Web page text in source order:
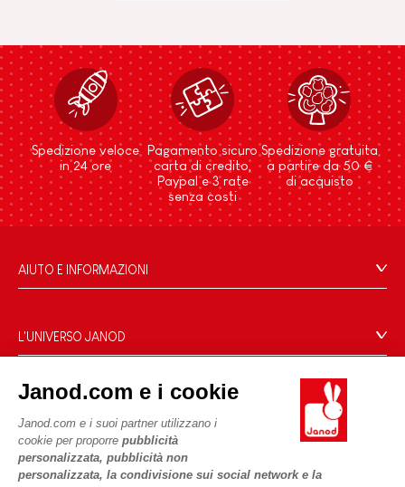
Janod.com e i cookie
Janod.com e i suoi partner utilizzano i
cookie per proporre pubblicità
personalizzata, pubblicità non
personalizzata, la condivisione sui social network e la
Spedizione veloce
in 24 ore
Pagamento sicuro
carta di credito,
Paypal e 3 rate
senza costi
Spedizione gratuita
a partire da 50 €
di acquisto
AIUTO E INFORMAZIONI
Domande Frequenti
Contatti
Negozi
Termini delle offerte
Dati personali
L'UNIVERSO JANOD
Le nostre attività
Impegni di RSI
Cos'è FSC®?
I NOSTRI SERVIZI
Pagamento
Acquista ora, paga dopo
PROFESSIONALE